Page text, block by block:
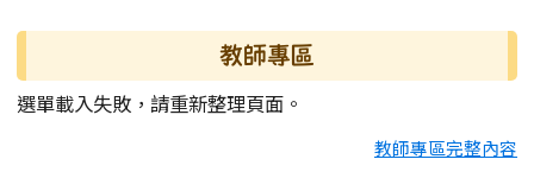
教師專區
選單載入失敗，請重新整理頁面。
教師專區完整內容